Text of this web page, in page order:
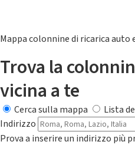
Mappa colonnine di ricarica
Trova la
vicina a te
Cerca sulla mappa
Lista
Indirizzo
Prova a inserire un indirizzo più